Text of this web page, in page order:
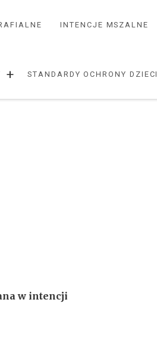
INTENCJE MSZALNE
+ STANDARDY OCHRONY DZIECI
w intencji